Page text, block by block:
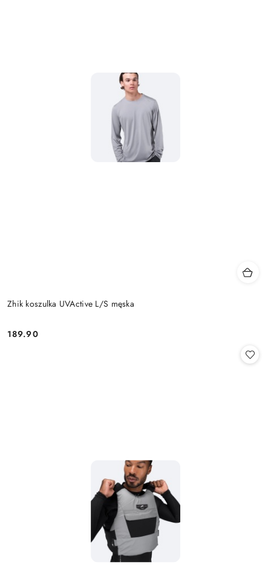
Zhik koszulka UVActive L/S męska
Cena:
189.90